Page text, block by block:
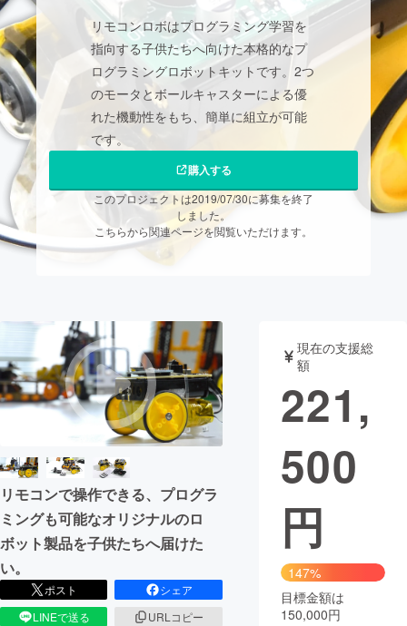
映像・映画 書籍・雑誌
ビジネス・起業 チャレンジ
まちづくり・地域活性化
CAMPFIREふるさと納税machi-ya コミュニティ
リモコンロボはプログラミング学習を
指向する子供たちへ向けた本格的なプ
ログラミングロボットキットです。2つ
のモータとボールキャスターによる優
れた機動性をもち、簡単に組立が可能
です。
購入する
このプロジェクトは2019/07/30に募集を終了
しました。
こちらから関連ページを閲覧いただけます。
リモコンで操作できる、プログラ
ミングも可能なオリジナルのロ
ボット製品を子供たちへ届けた
い。
ポスト
シェア
LINEで送る
URLコピー
現在の支援総
額
221,
500
円
147%
目標金額は
150,000円